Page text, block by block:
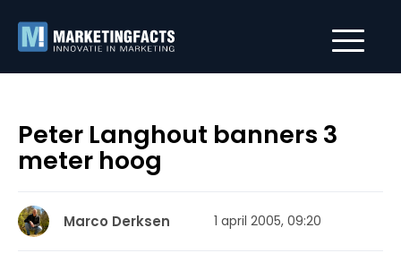
Peter Langhout banners 3
meter hoog
Marco Derksen 1 april 2005, 09:20